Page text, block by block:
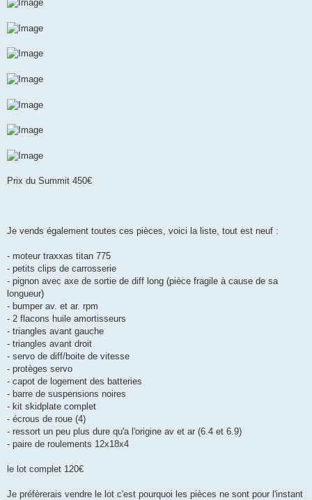
Prix du Summit 450€
Je vends également toutes ces pièces, voici la liste, tout est neuf :
- moteur traxxas titan 775
- petits clips de carrosserie
- pignon avec axe de sortie de diff long (pièce fragile à cause de sa
longueur)
- bumper av. et ar. rpm
- 2 flacons huile amortisseurs
- triangles avant gauche
- triangles avant droit
- servo de diff/boite de vitesse
- protèges servo
- capot de logement des batteries
- barre de suspensions noires
- kit skidplate complet
- écrous de roue (4)
- ressort un peu plus dure qu'a l'origine av et ar (6.4 et 6.9)
- paire de roulements 12x18x4
le lot complet 120€
Je préfèrerais vendre le lot c'est pourquoi les pièces ne sont pour l'instant